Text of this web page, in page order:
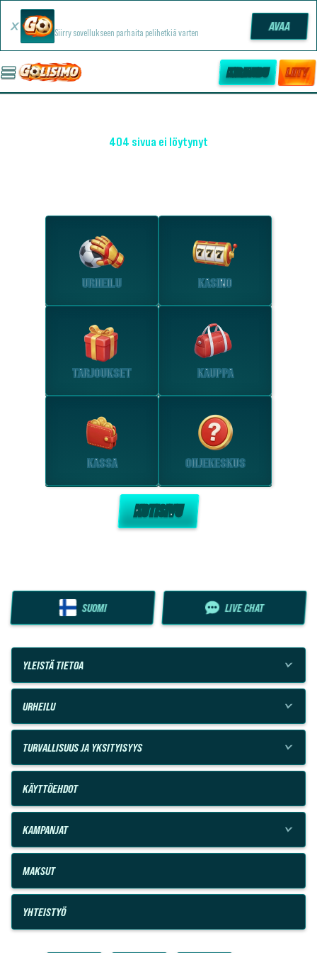
Siirry sovellukseen parhaita pelihetkiä varten AVAA
KIRJAUDU LIITY
404 sivua ei löytynyt
URHEILU KASINO
TARJOUKSET KAUPPA
KASSA OHJEKESKUS
KOTISIVU
SUOMI LIVE CHAT
YLEISTÄ TIETOA
URHEILU
TURVALLISUUS JA YKSITYISYYS
KÄYTTÖEHDOT
KAMPANJAT
MAKSUT
YHTEISTYÖ